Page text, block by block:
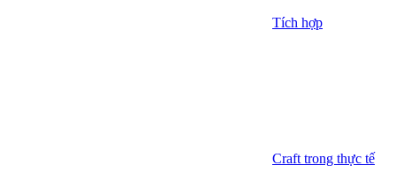
Tích hợp
Craft trong thực tế